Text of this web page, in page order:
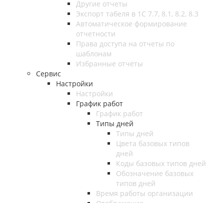
Другие отчеты
Экспорт табеля в 1С 7.7, 8.1, 8.2, 8.3
Автоматическое формирование
отчетности
Права доступа на отчеты по
шаблонам
Избранные отчеты
Сервис
Настройки
Настройки
График работ
График работ
Типы дней
Типы дней
Цвета базовых типов
дней
Коды базовых типов дней
Обозначение базовых
типов дней
Время работы организации